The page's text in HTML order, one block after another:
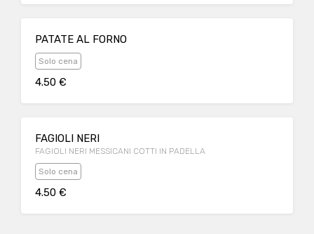
PATATE AL FORNO
Solo cena
4.50 €
FAGIOLI NERI
FAGIOLI NERI MESSICANI COTTI IN PADELLA
Solo cena
4.50 €